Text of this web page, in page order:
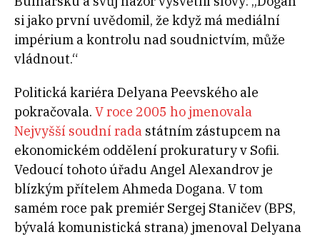
si jako první uvědomil, že když má mediální
impérium a kontrolu nad soudnictvím, může
vládnout.“
Politická kariéra Delyana Peevského ale
pokračovala. V roce 2005 ho jmenovala
Nejvyšší soudní rada státním zástupcem na
ekonomickém oddělení prokuratury v Sofii.
Vedoucí tohoto úřadu Angel Alexandrov je
blízkým přítelem Ahmeda Dogana. V tom
samém roce pak premiér Sergej Staničev (BPS,
bývalá komunistická strana) jmenoval Delyana